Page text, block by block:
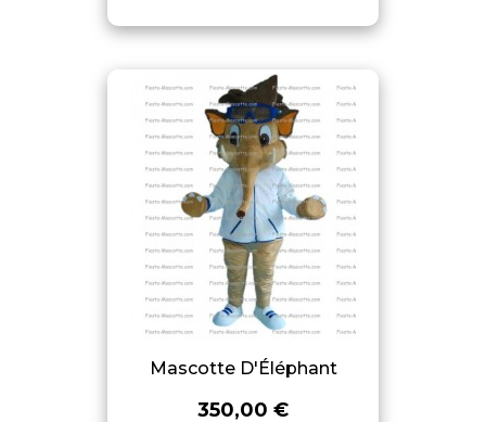
Mascotte D'Éléphant
350,00 €